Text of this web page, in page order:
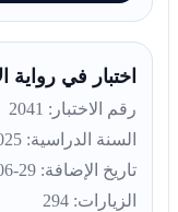
اختبار في رواية
رقم الاختبار: 2041
السنة الدراسية: 2025-2026
تاريخ الإضافة: 29-06-2026
الزيارات: 294